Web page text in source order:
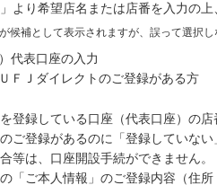
」より希望店名または店番を入力の
候補として表示されますが、誤って選択
代表口座の入力
ＦＪダイレクトのご登録がある方
登録している口座（代表口座）の
ご登録があるのに「登録していな
等は、口座開設手続ができません。
「ご本人情報」のご登録内容（住